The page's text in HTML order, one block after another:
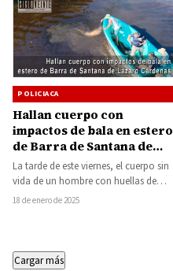
POLICIACA
Hallan cuerpo con
impactos de bala en estero
de Barra de Santana de
Lázaro Cárdenas
La tarde de este viernes, el cuerpo sin
vida de un hombre con huellas de
violencia e impactos…
18 de enero de 2025
Cargar más